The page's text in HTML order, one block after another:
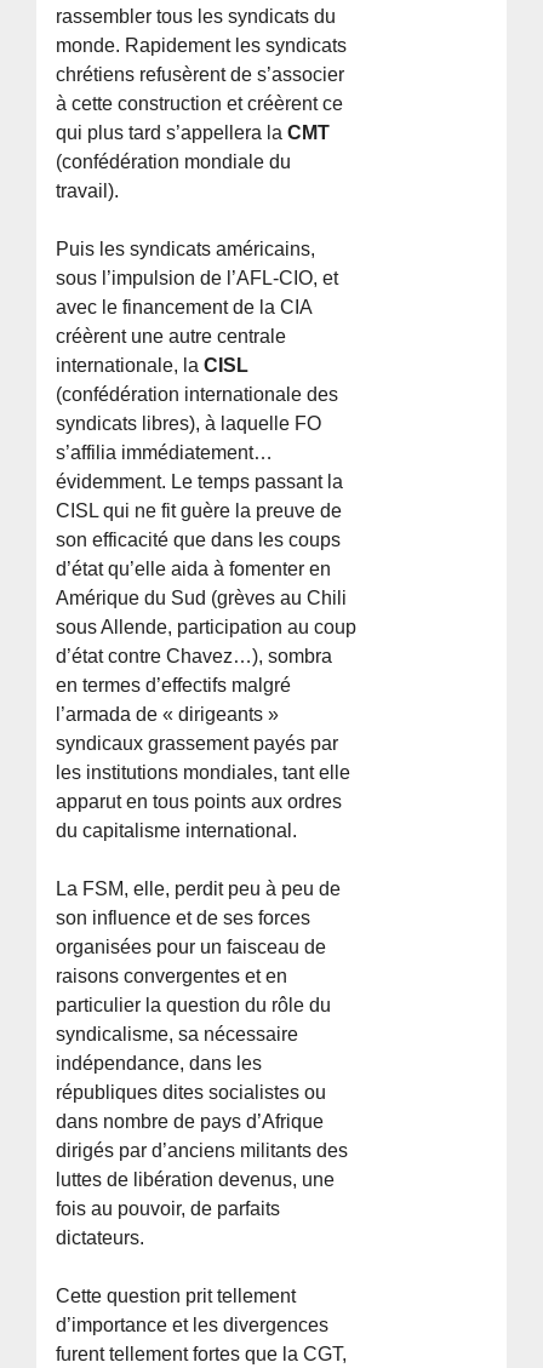
rassembler tous les syndicats du
monde. Rapidement les syndicats
chrétiens refusèrent de s’associer
à cette construction et créèrent ce
qui plus tard s’appellera laCMT
(confédération mondiale du
travail).
Puis les syndicats américains,
sous l’impulsion de l’AFL-CIO, et
avec le financement de la CIA
créèrent une autre centrale
internationale, laCISL
(confédération internationale des
syndicats libres), à laquelle FO
s’affilia immédiatement…
évidemment. Le temps passant la
CISL qui ne fit guère la preuve de
son efficacité que dans les coups
d’état qu’elle aida à fomenter en
Amérique du Sud (grèves au Chili
sous Allende, participation au coup
d’état contre Chavez…), sombra
en termes d’effectifs malgré
l’armada de « dirigeants »
syndicaux grassement payés par
les institutions mondiales, tant elle
apparut en tous points aux ordres
du capitalisme international.
La FSM, elle, perdit peu à peu de
son influence et de ses forces
organisées pour un faisceau de
raisons convergentes et en
particulier la question du rôle du
syndicalisme, sa nécessaire
indépendance, dans les
républiques dites socialistes ou
dans nombre de pays d’Afrique
dirigés par d’anciens militants des
luttes de libération devenus, une
fois au pouvoir, de parfaits
dictateurs.
Cette question prit tellement
d’importance et les divergences
furent tellement fortes que la CGT,